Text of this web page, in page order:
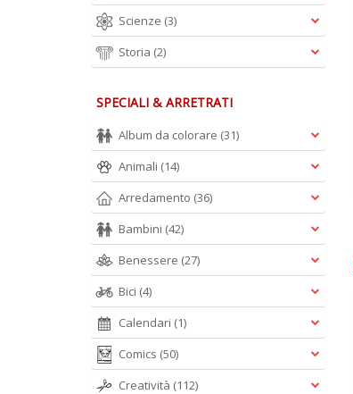
Automatica
Digitale
3.00 €
Vespa 50 Special
5.90 €
Digitale
3.00 €
Scienze (3)
Storia (2)
SPECIALI & ARRETRATI
Album da colorare (31)
Animali (14)
Arredamento (36)
Bambini (42)
Benessere (27)
Bici (4)
Calendari (1)
Comics (50)
Creatività (112)